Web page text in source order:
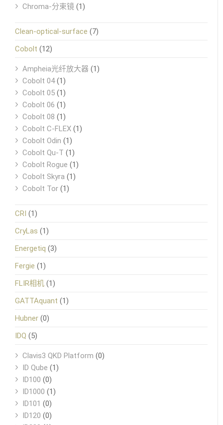
Chroma-分束镜 (1)
Clean-optical-surface (7)
Cobolt (12)
Ampheia光纤放大器 (1)
Cobolt 04(1)
Cobolt 05 (1)
Cobolt 06 (1)
Cobolt 08 (1)
Cobolt C-FLEX (1)
Cobolt Odin (1)
Cobolt Qu-T (1)
Cobolt Rogue (1)
Cobolt Skyra (1)
Cobolt Tor (1)
CRI (1)
CryLas (1)
Energetiq (3)
Fergie (1)
FLIR相机 (1)
GATTAquant (1)
Hubner (0)
IDQ (5)
Clavis3 QKD Platform (0)
ID Qube (1)
ID100 (0)
ID1000 (1)
ID101 (0)
ID120 (0)